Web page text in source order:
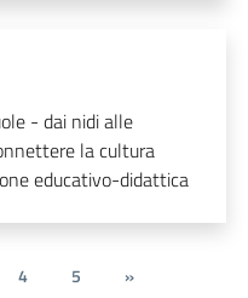
- dai nidi alle
la cultura
educativo-didattica
4 5 »